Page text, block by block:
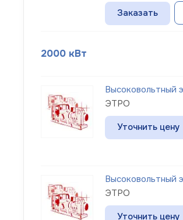
Заказать
2000 кВт
Высоковольтный
ЭТРО
Уточнить цену
Высоковольтный
ЭТРО
Уточнить цену